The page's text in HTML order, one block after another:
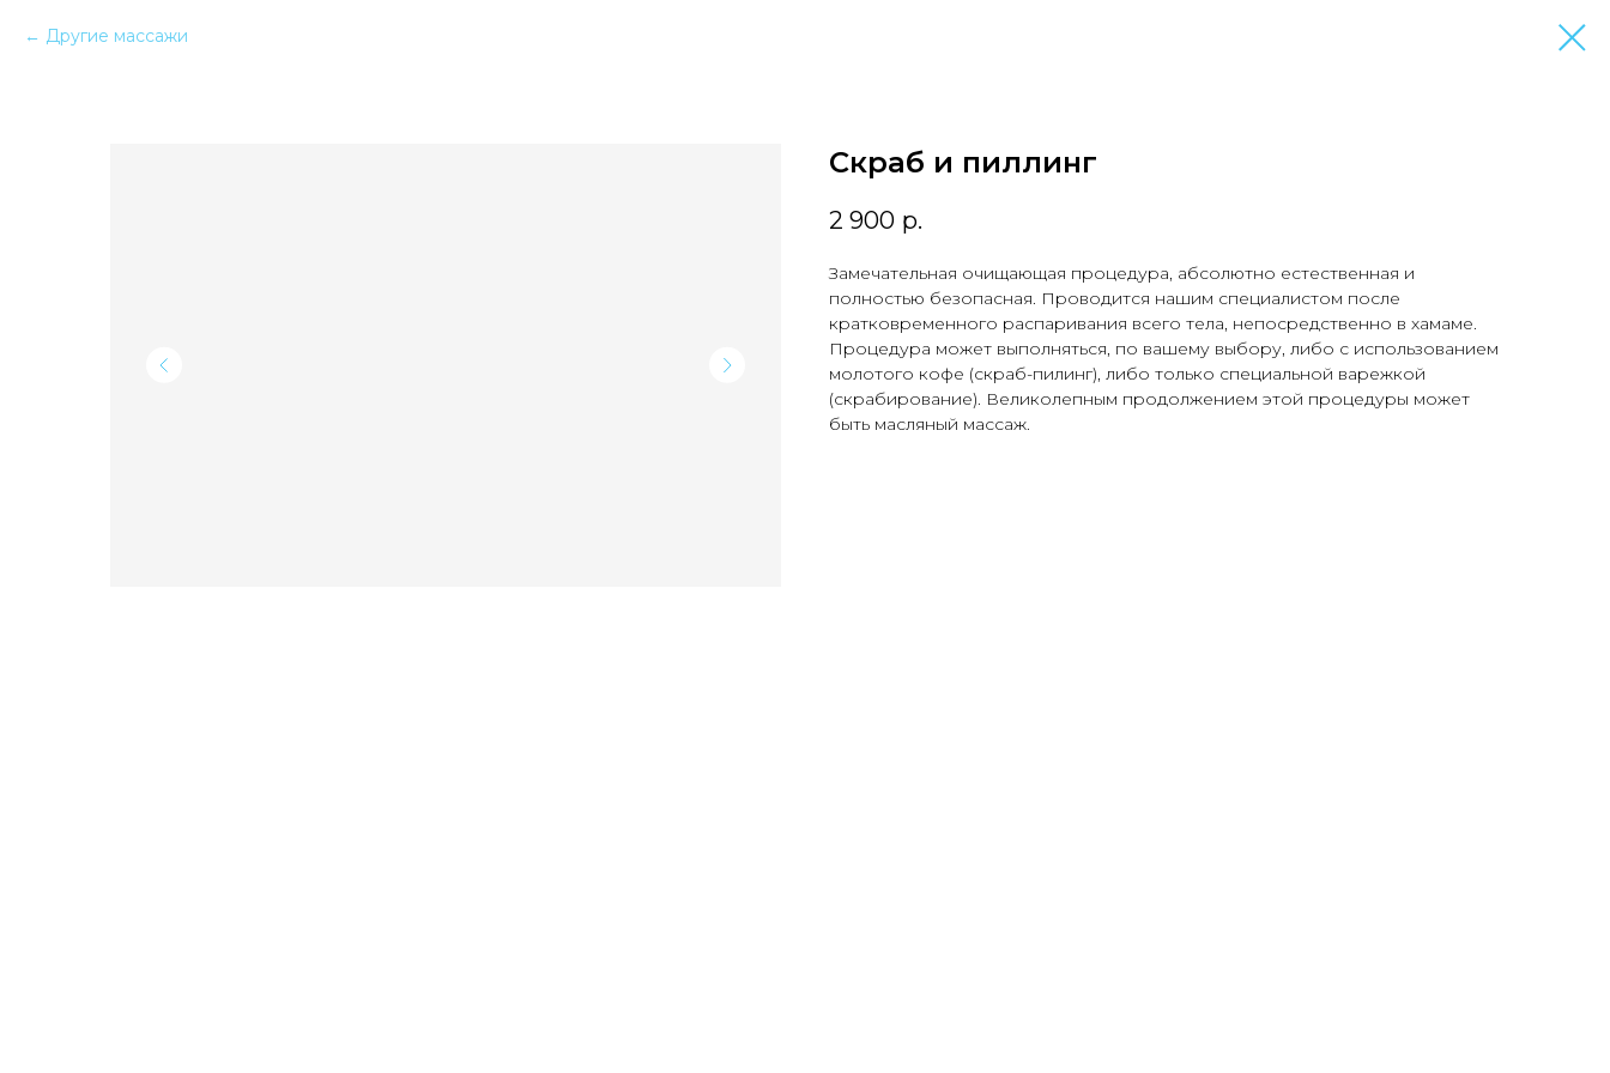
Другие массажи
Скраб и пиллинг
2 900 р.
Замечательная очищающая процедура, абсолютно естественная и
полностью безопасная. Проводится нашим специалистом после
кратковременного распаривания всего тела, непосредственно в хамаме.
Процедура может выполняться, по вашему выбору, либо с использованием
молотого кофе (скраб-пилинг), либо только специальной варежкой
(скрабирование). Великолепным продолжением этой процедуры может
быть масляный массаж.